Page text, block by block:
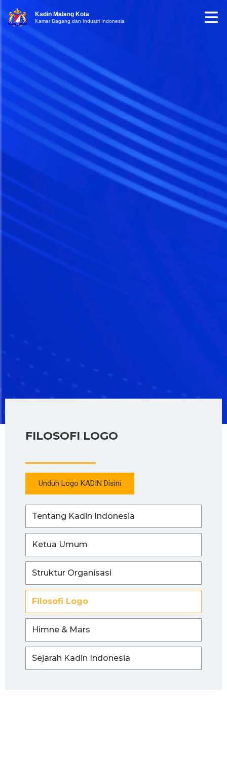
Kadin Malang Kota
Kamar Dagang dan Industri Indonesia
FILOSOFI LOGO
Unduh Logo KADIN Disini
Tentang Kadin Indonesia
Ketua Umum
Struktur Organisasi
Filosofi Logo
Himne & Mars
Sejarah Kadin Indonesia